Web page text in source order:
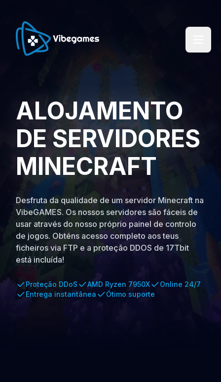
ALOJAMENTO
DE SERVIDORES
MINECRAFT
Desfruta da qualidade de um servidor Minecraft na
VibeGAMES. Os nossos servidores são fáceis de
usar através do nosso próprio painel de controlo
de jogos. Obténs acesso completo aos teus
ficheiros via FTP e a proteção DDOS de 17Tbit
está incluída!
Proteção DDoS AMD Ryzen 7950X
Online 24/7
Entrega instantânea
Ótimo suporte